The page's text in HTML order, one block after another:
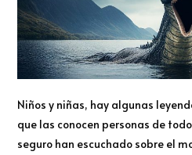
Niños y niñas, hay algunas
que las conocen personas de
seguro han escuchado sobre el